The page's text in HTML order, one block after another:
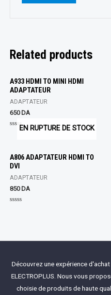
Related products
A933 HDMI TO MINI HDMI
ADAPTATEUR
ADAPTATEUR
650 DA
Rated
5
EN RUPTURE DE STOCK
A806 ADAPTATEUR HDMI TO
DVI
ADAPTATEUR
850 DA
Découvrez une expérience
ELECTROPLUS. Nous vous
choisie de produits de haute